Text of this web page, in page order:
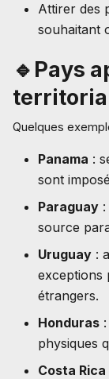
Attirer des
souhaitant
🔹Pays
Quelques
Panama :
sont
Paraguay
source
Uruguay :
exceptions
étrangers.
Honduras
physiques
Costa Rica